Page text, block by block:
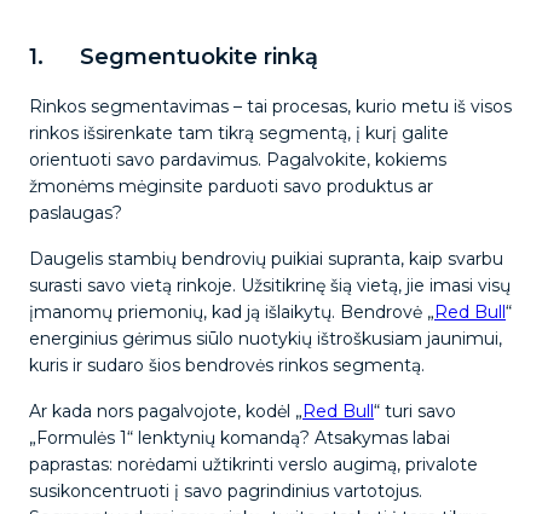
1. Segmentuokite rinką
Rinkos segmentavimas – tai procesas, kurio metu iš visos
rinkos išsirenkate tam tikrą segmentą, į kurį galite
orientuoti savo pardavimus. Pagalvokite, kokiems
žmonėms mėginsite parduoti savo produktus ar
paslaugas?
Daugelis stambių bendrovių puikiai supranta, kaip svarbu
surasti savo vietą rinkoje. Užsitikrinę šią vietą, jie imasi visų
įmanomų priemonių, kad ją išlaikytų. Bendrovė „Red Bull“
energinius gėrimus siūlo nuotykių ištroškusiam jaunimui,
kuris ir sudaro šios bendrovės rinkos segmentą.
Ar kada nors pagalvojote, kodėl „Red Bull“ turi savo
„Formulės 1“ lenktynių komandą? Atsakymas labai
paprastas: norėdami užtikrinti verslo augimą, privalote
susikoncentruoti į savo pagrindinius vartotojus.